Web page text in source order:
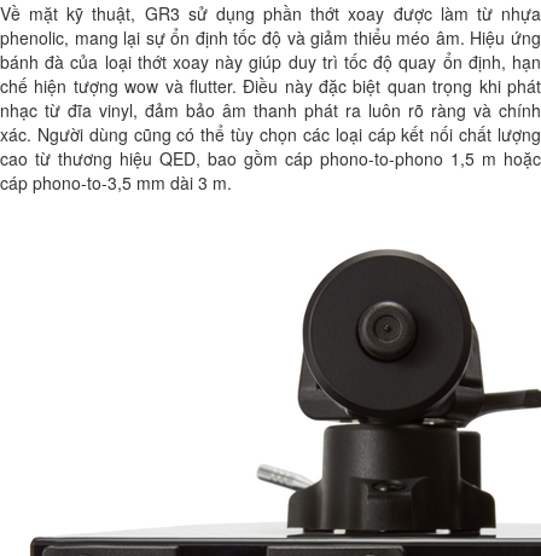
Về mặt kỹ thuật, GR3 sử dụng phần thớt xoay được làm từ nhựa
phenolic, mang lại sự ổn định tốc độ và giảm thiểu méo âm. Hiệu ứng
bánh đà của loại thớt xoay này giúp duy trì tốc độ quay ổn định, hạn
chế hiện tượng wow và flutter. Điều này đặc biệt quan trọng khi phát
nhạc từ đĩa vinyl, đảm bảo âm thanh phát ra luôn rõ ràng và chính
xác. Người dùng cũng có thể tùy chọn các loại cáp kết nối chất lượng
cao từ thương hiệu QED, bao gồm cáp phono-to-phono 1,5 m hoặc
cáp phono-to-3,5 mm dài 3 m.